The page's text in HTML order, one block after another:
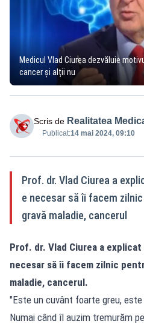
Medicul Vlad Ciurea dezvăluie
cancer și alții nu
Scris de Realitatea
Publicat:14 mai 2024, 09:10
Prof. dr. Vlad Ciurea a
e necesar să îi facem
gravă maladie, cancerul
Prof. dr. Vlad Ciurea a
necesar să îi facem zilnic
maladie, cancerul.
"Este un cuvânt foarte greu,
Numai când îl auzim tremurăm